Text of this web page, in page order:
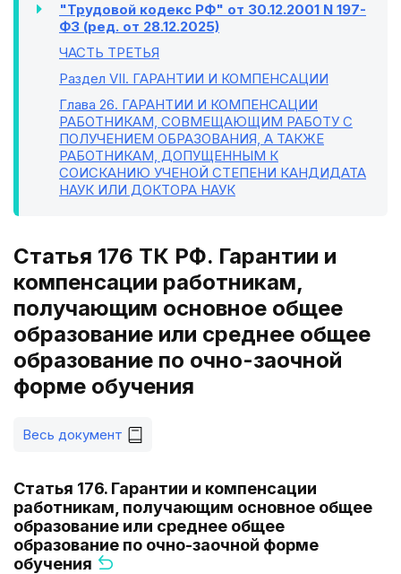
"Трудовой кодекс РФ" от 30.12.2001 N 197-
ФЗ (ред. от 28.12.2025)
ЧАСТЬ ТРЕТЬЯ
Раздел VII. ГАРАНТИИ И КОМПЕНСАЦИИ
Глава 26. ГАРАНТИИ И КОМПЕНСАЦИИ
РАБОТНИКАМ, СОВМЕЩАЮЩИМ РАБОТУ С
ПОЛУЧЕНИЕМ ОБРАЗОВАНИЯ, А ТАКЖЕ
РАБОТНИКАМ, ДОПУЩЕННЫМ К
СОИСКАНИЮ УЧЕНОЙ СТЕПЕНИ КАНДИДАТА
НАУК ИЛИ ДОКТОРА НАУК
Статья 176 ТК РФ. Гарантии и
компенсации работникам,
получающим основное общее
образование или среднее общее
образование по очно-заочной
форме обучения
Весь документ
Статья 176. Гарантии и компенсации
работникам, получающим основное общее
образование или среднее общее
образование по очно-заочной форме
обучения